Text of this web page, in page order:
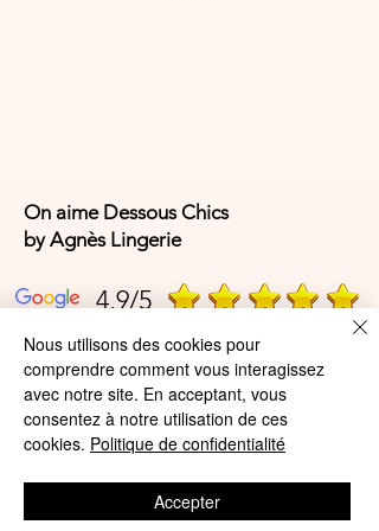
On aime Dessous Chics
by Agnès Lingerie
4,9/5
4,9/5
A propos de nous
Nous utilisons des cookies pour
comprendre comment vous interagissez
avec notre site. En acceptant, vous
consentez à notre utilisation de ces
cookies. Politique de confidentialité
Accepter